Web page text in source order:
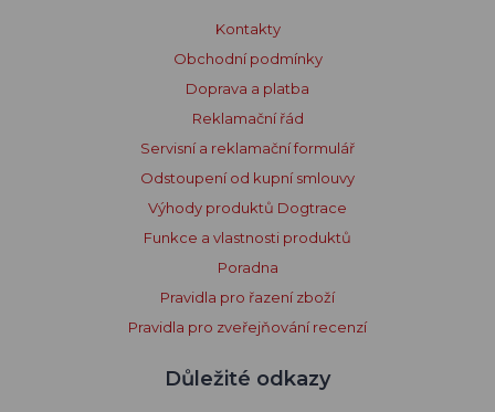
Kontakty
Obchodní podmínky
Doprava a platba
Reklamační řád
Servisní a reklamační formulář
Odstoupení od kupní smlouvy
Výhody produktů Dogtrace
Funkce a vlastnosti produktů
Poradna
Pravidla pro řazení zboží
Pravidla pro zveřejňování recenzí
Důležité odkazy